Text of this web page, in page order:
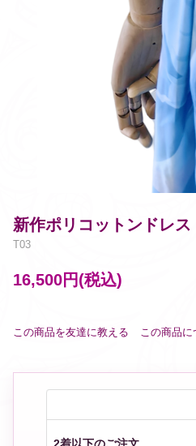
新作ポリコットンドレ
T03
16,500円(税込)
この商品を友達に教える この商品に